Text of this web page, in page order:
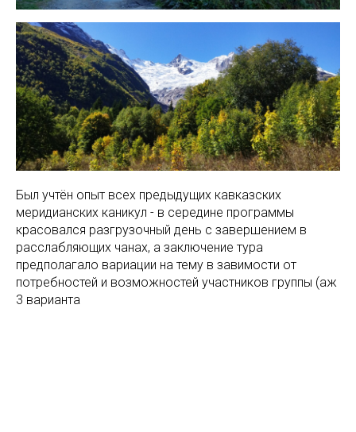
Был учтён опыт всех предыдущих кавказских
меридианских каникул - в середине программы
красовался разгрузочный день с завершением в
расслабляющих чанах, а заключение тура
предполагало вариации на тему в завимости от
потребностей и возможностей участников группы (аж
3 варианта